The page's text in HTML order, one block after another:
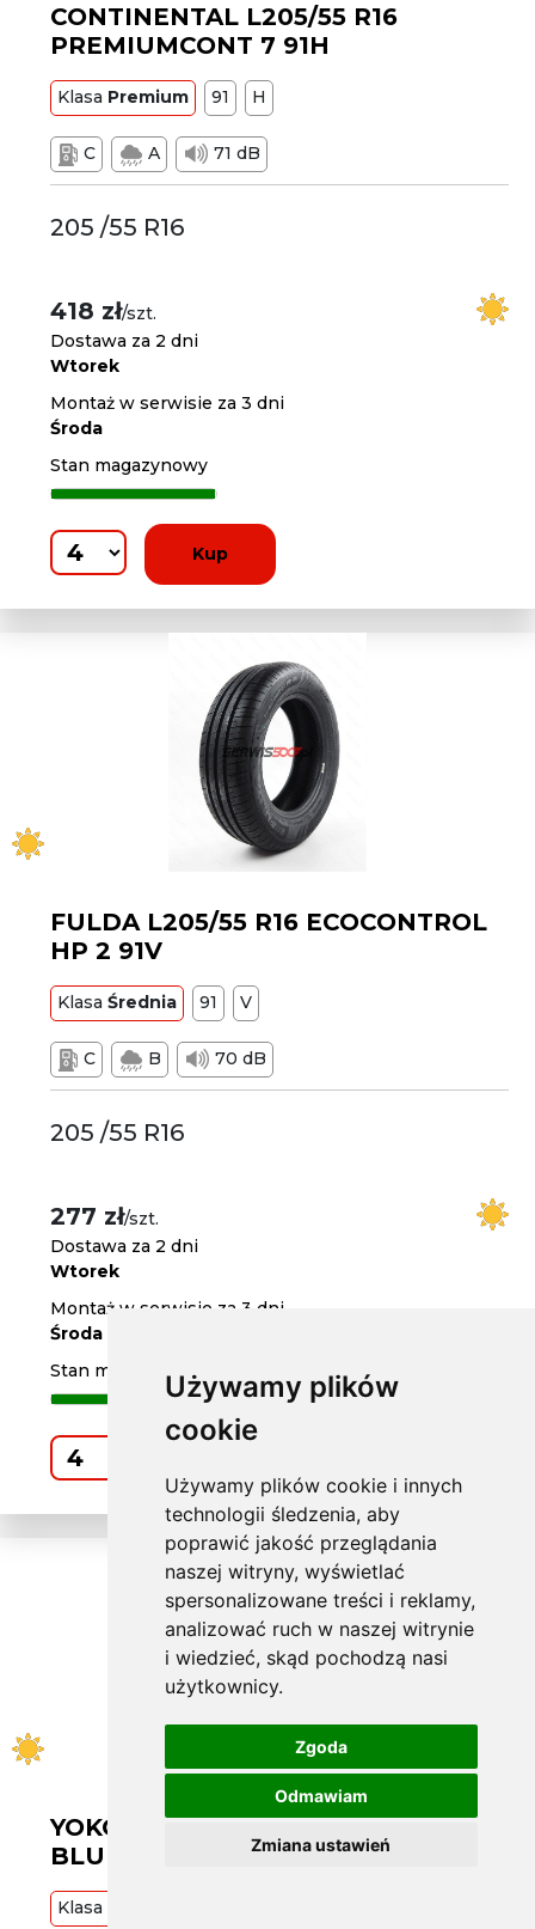
Używamy plików
cookie
Używamy plików cookie i innych
technologii śledzenia, aby
poprawić jakość przeglądania
naszej witryny, wyświetlać
spersonalizowane treści i reklamy,
analizować ruch w naszej witrynie
i wiedzieć, skąd pochodzą nasi
użytkownicy.
Zgoda
Odmawiam
Zmiana ustawień
CONTINENTAL L205/55 R16
PREMIUMCONT 7 91H
Klasa Premium 91 H
C A 71 dB
205 /55 R16
418 zł/szt.
Dostawa za 2 dni
Wtorek
Montaż w serwisie za 3 dni
Środa
Stan magazynowy
Kup
FULDA L205/55 R16 ECOCONTROL
HP 2 91V
KlasaŚrednia 91 V
C B 70 dB
205 /55 R16
277 zł/szt.
Dostawa za 2 dni
Wtorek
Montaż w serwisie za 3 dni
Środa
Stan magazynowy
YOKOHAMA L205/55 R16
BLUEARTH GT AE51 91V
Klasa